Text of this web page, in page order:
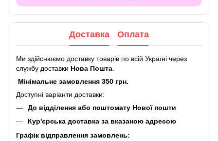
Доставка Оплата
Ми здійснюємо доставку товарів по всій Україні через
службу доставки Нова Пошта
Мінімальне замовлення 350 грн.
Доступні варіанти доставки:
До відділення або поштомату Нової пошти
Кур'єрська доставка за вказаною адресою
Графік відправлення замовлень: